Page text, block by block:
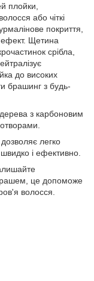
плойки,
або чіткі
покриття,
ефект. Щетина
срібла,
до високих
брашинг з будь-
з карбоновим
легко
і ефективно.
це допоможе
волосся.